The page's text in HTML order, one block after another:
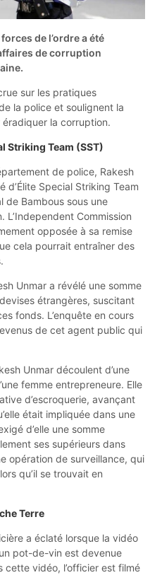
de l’ordre a été
de corruption
sur les pratiques
la police et soulignent la
la corruption.
Striking Team (SST)
de police, Rakesh
d’Élite Special Striking Team
de Bambous sous une
Commission
opposée à sa remise
cela pourrait entraîner des
Unmar a révélé une somme
étrangères, suscitant
fonds. L’enquête en cours
de cet agent public qui
Unmar découlent d’une
femme entrepreneure. Elle
d’escroquerie, avançant
était impliquée dans une
d’elle une somme
ses supérieurs dans
opération de surveillance, qui
qu’il se trouvait en
Terre
a éclaté lorsque la vidéo
pot-de-vin est devenue
cette vidéo, l’officier est filmé